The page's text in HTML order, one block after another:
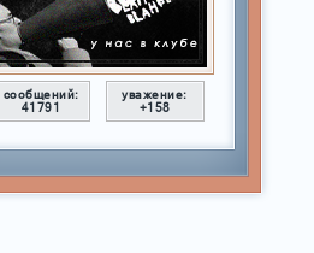
сообщений:
41791
уважение:
+158